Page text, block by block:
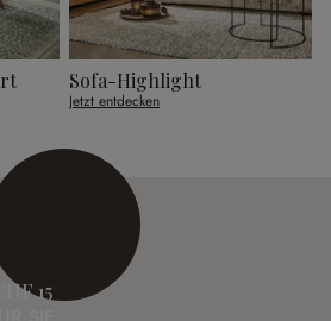
Sofa-Highlight
Jetzt entdecken
CHF 15